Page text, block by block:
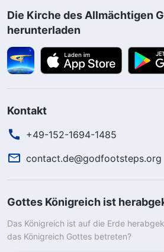
Die Kirche des Allmächtigen
herunterladen
Kontakt
+49-152-1694-1485
contact.de@godfootsteps.org
Gottes Königreich ist
Das Königreich ist auf die Erde
das Königreich Gottes betreten?